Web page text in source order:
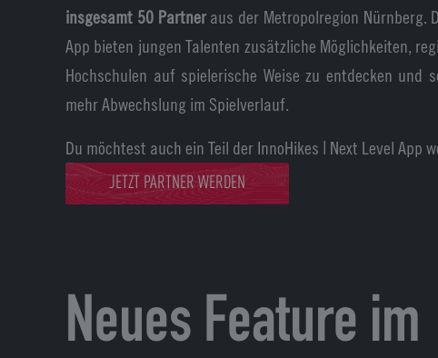
insgesamt 50 Partneraus der Metropolregion Nürnberg.
App bieten jungen Talenten zusätzliche Möglichkeiten,
Hochschulen auf spielerische Weise zu entdecken und
mehr Abwechslung im Spielverlauf.
Du möchtest auch ein Teil der InnoHikes | Next Level App
JETZT PARTNER WERDEN
Neues Feature im